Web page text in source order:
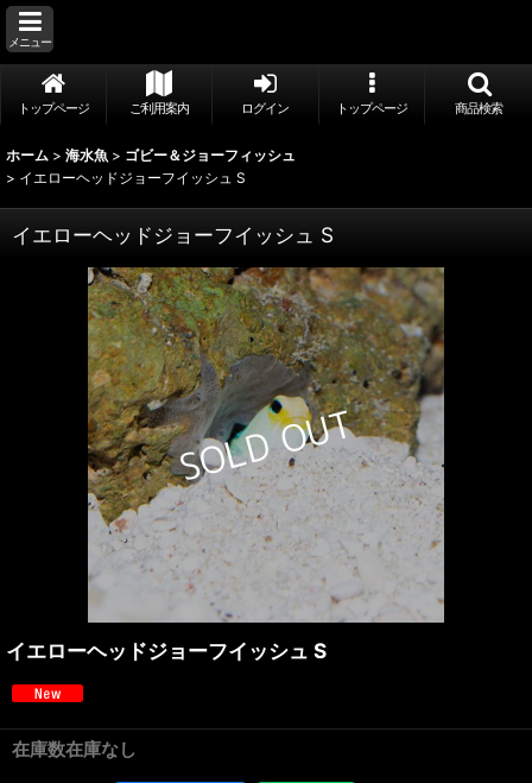
メニュー
トップページ ご利用案内 ログイン トップページ 商品検索
ホーム > 海水魚 > ゴビー＆ジョーフィッシュ
> イエローヘッドジョーフイッシュ S
イエローヘッドジョーフイッシュ S
イエローヘッドジョーフイッシュ S
在庫数在庫なし